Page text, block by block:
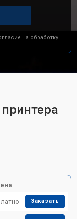
на обработку
Заказать